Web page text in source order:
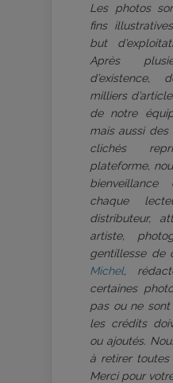
Les photos
fins
but
Après
d’existence,
milliers
de notre
mais aussi
clichés
plateforme,
chaque
distributeur,
artiste,
gentillesse de
Michel,
certaines
pas ou ne
les crédits
ou ajoutés.
à retirer toutes
Merci pour